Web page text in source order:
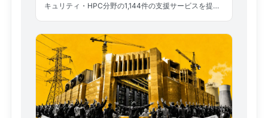
キュリティ・HPC分野の1,144件の支援サービスを提